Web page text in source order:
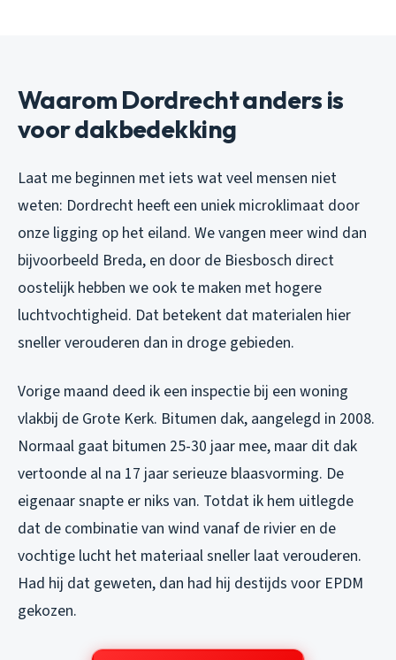
Waarom Dordrecht anders is
voor dakbedekking
Laat me beginnen met iets wat veel mensen niet
weten: Dordrecht heeft een uniek microklimaat door
onze ligging op het eiland. We vangen meer wind dan
bijvoorbeeld Breda, en door de Biesbosch direct
oostelijk hebben we ook te maken met hogere
luchtvochtigheid. Dat betekent dat materialen hier
sneller verouderen dan in droge gebieden.
Vorige maand deed ik een inspectie bij een woning
vlakbij de Grote Kerk. Bitumen dak, aangelegd in 2008.
Normaal gaat bitumen 25-30 jaar mee, maar dit dak
vertoonde al na 17 jaar serieuze blaasvorming. De
eigenaar snapte er niks van. Totdat ik hem uitlegde
dat de combinatie van wind vanaf de rivier en de
vochtige lucht het materiaal sneller laat verouderen.
Had hij dat geweten, dan had hij destijds voor EPDM
gekozen.